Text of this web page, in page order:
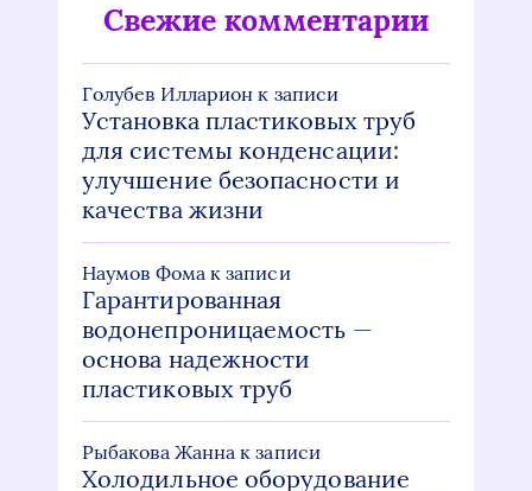
Свежие комментарии
Голубев Илларион к записи
Установка пластиковых труб
для системы конденсации:
улучшение безопасности и
качества жизни
Наумов Фомак записи
Гарантированная
водонепроницаемость —
основа надежности
пластиковых труб
Рыбакова Жанна к записи
Холодильное оборудование